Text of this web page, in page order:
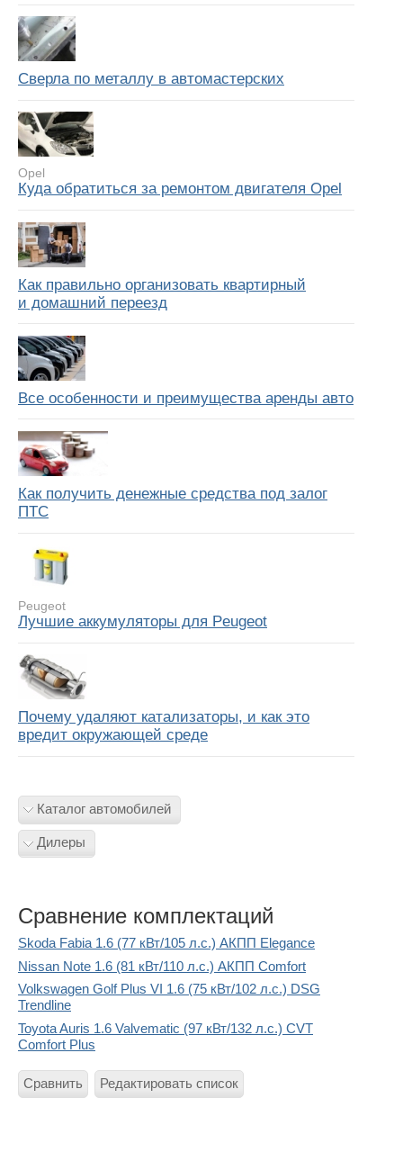
Сверла по металлу в автомастерских
Opel
Куда обратиться за ремонтом двигателя Opel
Как правильно организовать квартирный
и домашний переезд
Все особенности и преимущества аренды авто
Как получить денежные средства под залог
ПТС
Peugeot
Лучшие аккумуляторы для Peugeot
Почему удаляют катализаторы, и как это
вредит окружающей среде
Каталог автомобилей
Дилеры
Сравнение комплектаций
Skoda Fabia 1.6 (77 кВт/105 л.с.) АКПП Elegance
Nissan Note 1.6 (81 кВт/110 л.с.) АКПП Comfort
Volkswagen Golf Plus VI 1.6 (75 кВт/102 л.с.) DSG
Trendline
Toyota Auris 1.6 Valvematic (97 кВт/132 л.с.) CVT
Comfort Plus
Сравнить Редактировать список